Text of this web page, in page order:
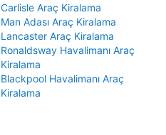
Carlisle Araç Kiralama
Man Adası Araç Kiralama
Lancaster Araç Kiralama
Ronaldsway Havalimanı Araç
Kiralama
Blackpool Havalimanı Araç
Kiralama